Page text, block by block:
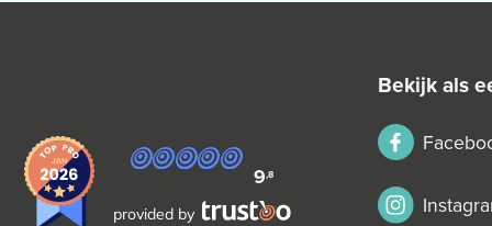
9,8
provided by
bekijk als